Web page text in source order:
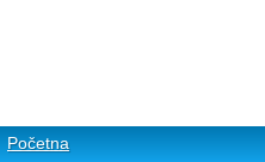
Početna